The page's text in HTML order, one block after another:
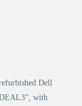
Dell
with